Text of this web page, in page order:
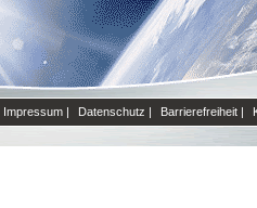
Impressum | Datenschutz | Barrierefreiheit |